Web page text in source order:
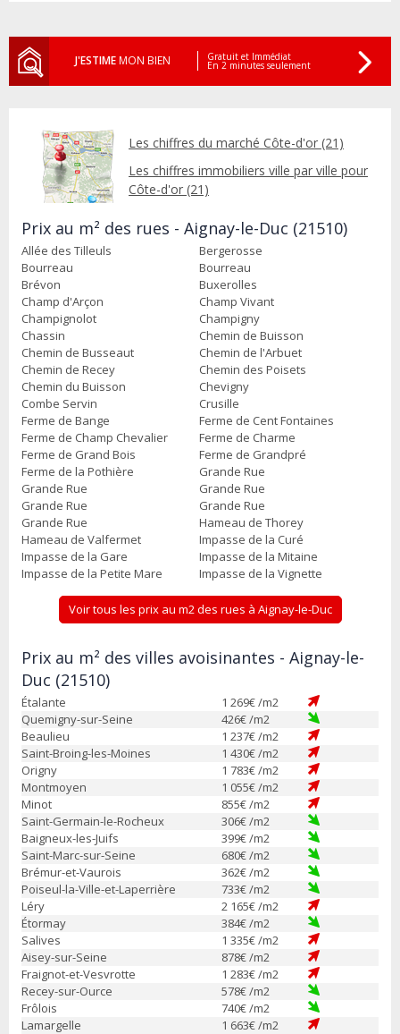
J'ESTIMEMON BIEN Gratuit et Immédiat
En 2 minutes seulement
Les chiffres du marché Côte-d'or (21)
Les chiffres immobiliers ville par ville pour
Côte-d'or (21)
Prix au m² des rues - Aignay-le-Duc (21510)
Allée des Tilleuls
Bergerosse
Bourreau
Bourreau
Brévon
Buxerolles
Champ d'Arçon
Champ Vivant
Champignolot
Champigny
Chassin
Chemin de Buisson
Chemin de Busseaut
Chemin de l'Arbuet
Chemin de Recey
Chemin des Poisets
Chemin du Buisson
Chevigny
Combe Servin
Crusille
Ferme de Bange
Ferme de Cent Fontaines
Ferme de Champ Chevalier
Ferme de Charme
Ferme de Grand Bois
Ferme de Grandpré
Ferme de la Pothière
Grande Rue
Grande Rue
Grande Rue
Grande Rue
Grande Rue
Grande Rue
Hameau de Thorey
Hameau de Valfermet
Impasse de la Curé
Impasse de la Gare
Impasse de la Mitaine
Impasse de la Petite Mare
Impasse de la Vignette
Voir tous les prix au m2 des rues à Aignay-le-Duc
Prix au m² des villes avoisinantes - Aignay-le-
Duc (21510)
Étalante 1 269€ /m2
Quemigny-sur-Seine
426€ /m2
Beaulieu
1 237€ /m2
Saint-Broing-les-Moines
1 430€ /m2
Origny
1 783€ /m2
Montmoyen
1 055€ /m2
Minot
855€ /m2
Saint-Germain-le-Rocheux
306€ /m2
Baigneux-les-Juifs
399€ /m2
Saint-Marc-sur-Seine
680€ /m2
Brémur-et-Vaurois
362€ /m2
Poiseul-la-Ville-et-Laperrière
733€ /m2
Léry
2 165€ /m2
Étormay
384€ /m2
Salives
1 335€ /m2
Aisey-sur-Seine
878€ /m2
Fraignot-et-Vesvrotte
1 283€ /m2
Recey-sur-Ource
578€ /m2
Frôlois
740€ /m2
Lamargelle
1 663€ /m2